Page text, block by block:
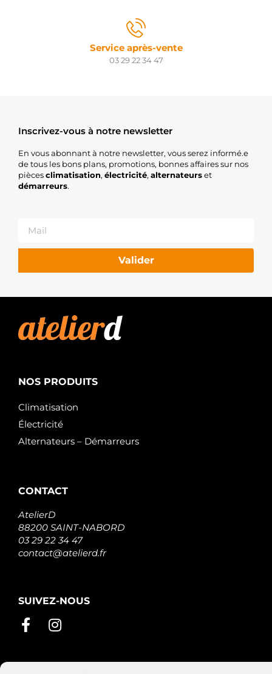
Service après-vente
03 29 22 34 47
Inscrivez-vous à notre newsletter
En vous abonnant à notre newsletter, vous serez informé.e
de tous les bons plans, promotions, bonnes affaires sur nos
piècesclimatisation, électricité, alternateurset
démarreurs.
Valider
NOS PRODUITS
Climatisation
Électricité
Alternateurs – Démarreurs
CONTACT
AtelierD
88200 SAINT-NABORD
03 29 22 34 47
contact@atelierd.fr
SUIVEZ-NOUS